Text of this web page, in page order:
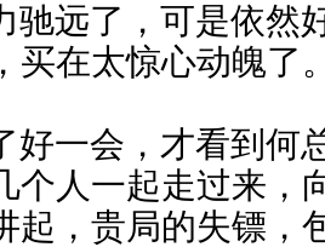
远了，可是依然
买在太惊心动魄了
一会，才看到何
个人一起走过来，
起，贵局的失镖，